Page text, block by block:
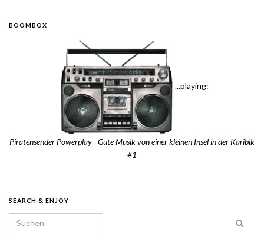
BOOMBOX
...playing:
Piratensender Powerplay - Gute Musik von einer kleinen Insel in der Karibik
#1
SEARCH & ENJOY
Search for: